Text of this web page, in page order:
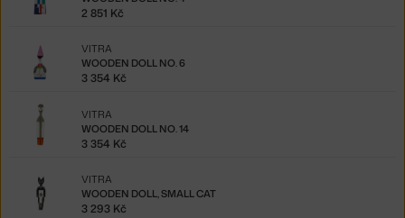
2 851 Kč
WOODEN DOLL NO. 6
VITRA
3 354 Kč
WOODEN DOLL NO. 14
VITRA
3 354 Kč
WOODEN DOLL, SMALL CAT
VITRA
3 293 Kč